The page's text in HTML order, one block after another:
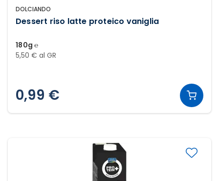
DOLCIANDO
Dessert riso latte proteico vaniglia
180g ℮
5,50 € al GR
0,99 €